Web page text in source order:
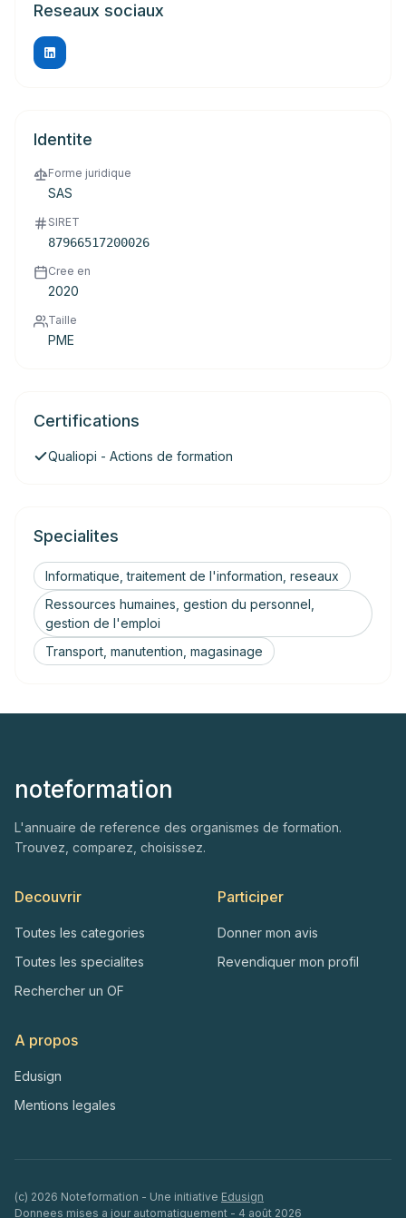
Reseaux sociaux
Identite
Forme juridique
SAS
SIRET
87966517200026
Cree en
2020
Taille
PME
Certifications
Qualiopi - Actions de formation
Specialites
Informatique, traitement de l'information, reseaux
Ressources humaines, gestion du personnel,
gestion de l'emploi
Transport, manutention, magasinage
noteformation
L'annuaire de reference des organismes de formation.
Trouvez, comparez, choisissez.
Decouvrir
Toutes les categories
Toutes les specialites
Rechercher un OF
Participer
Donner mon avis
Revendiquer mon profil
A propos
Edusign
Mentions legales
(c) 2026 Noteformation - Une initiative Edusign
Donnees mises a jour automatiquement - 4 août 2026